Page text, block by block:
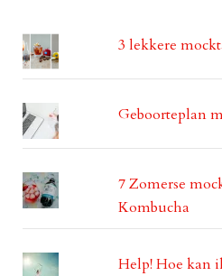
3 lekkere
Geboorteplan
7 Zomerse
Kombucha
Help! Hoe kan